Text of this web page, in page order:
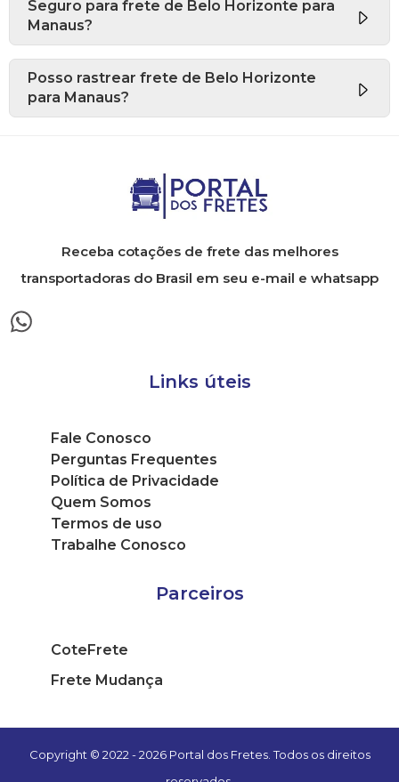
Seguro para frete de Belo Horizonte para
Manaus?
Posso rastrear frete de Belo Horizonte
para Manaus?
Receba cotações de frete das melhores
transportadoras do Brasil em seu e-mail e whatsapp
Links úteis
Fale Conosco
Perguntas Frequentes
Política de Privacidade
Quem Somos
Termos de uso
Trabalhe Conosco
Parceiros
CoteFrete
Frete Mudança
Copyright © 2022 - 2026 Portal dos Fretes. Todos os direitos